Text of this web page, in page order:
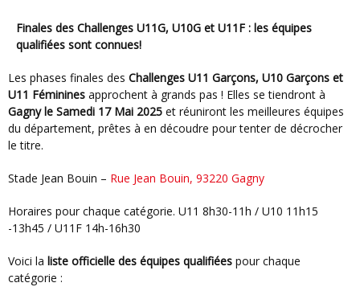
Finales des Challenges U11G, U10G et U11F : les équipes
qualifiées sont connues!
Les phases finales des Challenges U11 Garçons, U10 Garçons et
U11 Féminines approchent à grands pas ! Elles se tiendront à
Gagny le Samedi 17 Mai 2025 et réuniront les meilleures équipes
du département, prêtes à en découdre pour tenter de décrocher
le titre.
Stade Jean Bouin – Rue Jean Bouin, 93220 Gagny
Horaires pour chaque catégorie. U11 8h30-11h / U10 11h15
-13h45 / U11F 14h-16h30
Voici la liste officielle des équipes qualifiées pour chaque
catégorie :